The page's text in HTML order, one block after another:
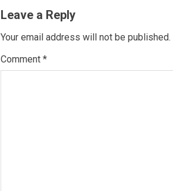
e
a
Leave a Reply
Your email address will not be published.
Comment *